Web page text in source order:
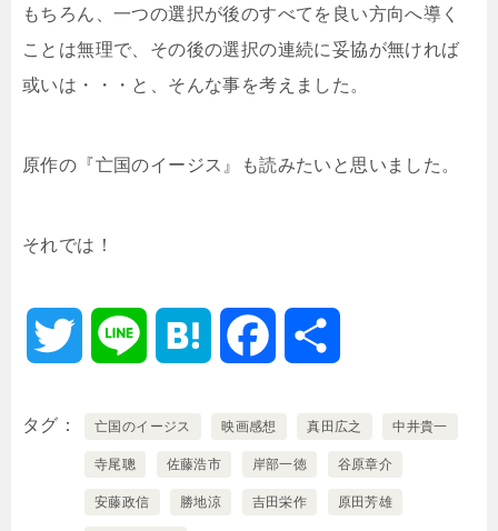
もちろん、一つの選択が後のすべてを良い方向へ導く
ことは無理で、その後の選択の連続に妥協が無ければ
或いは・・・と、そんな事を考えました。
原作の『亡国のイージス』も読みたいと思いました。
それでは！
e e e
タグ
亡国のイージス 映画感想 真田広之 中井貴一
寺尾聰 佐藤浩市 岸部一徳 谷原章介
安藤政信 勝地涼 吉田栄作 原田芳雄